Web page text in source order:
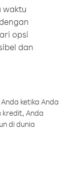
waktu
opsi
dan
ketika Anda
kredit, Anda
di dunia